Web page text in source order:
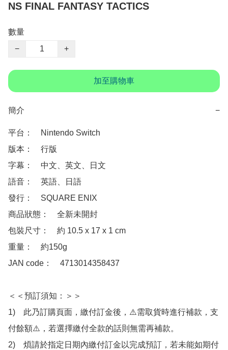
NS FINAL FANTASY TACTICS
數量
−
+
加至購物車
簡介 −
平台：　Nintendo Switch
版本：　行版
字幕：　中文、英文、日文
語音：　英語、日語
發行：　SQUARE ENIX
商品狀態：　全新未開封
包裝尺寸：　約 10.5 x 17 x 1 cm
重量：　約150g
JAN code：　4713014358437
＜＜預訂須知：＞＞
1)　此乃訂購頁面，繳付訂金後，⚠️需取貨時進行補款，支
付餘額⚠️，若選擇繳付全款的話則無需再補款。
2)　煩請於指定日期內繳付訂金以完成預訂，若未能如期付